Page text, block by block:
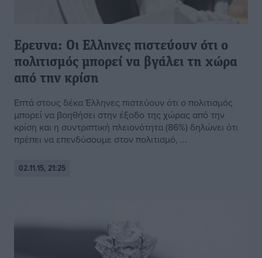
Ερευνα: Οι Ελληνες πιστεύουν ότι ο
πολιτισμός μπορεί να βγάλει τη χώρα
από την κρίση
Επτά στους δέκα Έλληνες πιστεύουν ότι ο πολιτισμός
μπορεί να βοηθήσει στην έξοδο της χώρας από την
κρίση και η συντριπτική πλειονότητα (86%) δηλώνει ότι
πρέπει να επενδύσουμε στον πολιτισμό, ...
02.11.15, 21:25